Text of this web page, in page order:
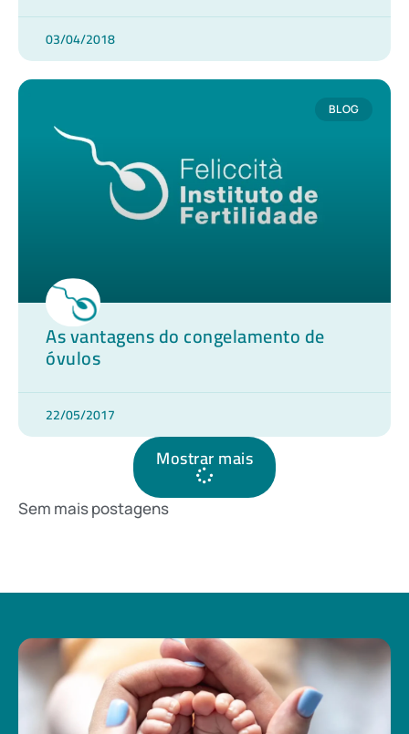
03/04/2018
BLOG
As vantagens do congelamento de
óvulos
22/05/2017
Mostrar mais
Sem mais postagens